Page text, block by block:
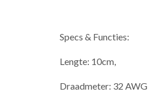
Specs & Functies:
Lengte: 10cm,
Draadmeter: 32 AWG